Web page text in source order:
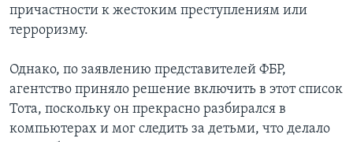
причастности к жестоким преступлениям или
терроризму.
Однако, по заявлению представителей ФБР,
агентство приняло решение включить в этот список
Тота, поскольку он прекрасно разбирался в
компьютерах и мог следить за детьми, что делало